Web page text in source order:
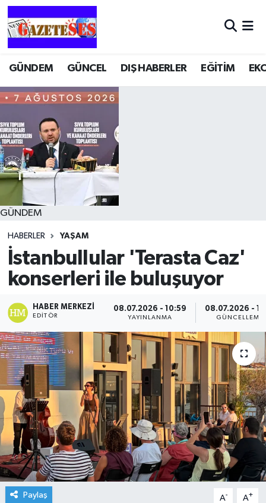
GÜNDEM GÜNCEL DIŞ HABERLER EĞİTİM
GÜNDEM
HABERLER YAŞAM
İstanbullular 'Terasta Caz'
konserleri ile buluşuyor
HABER MERKEZI
EDITÖR
08.07.2026 - 10:59
YAYINLANMA
08.07.2026 -
GÜNCELLEME
Paylaş A- A+